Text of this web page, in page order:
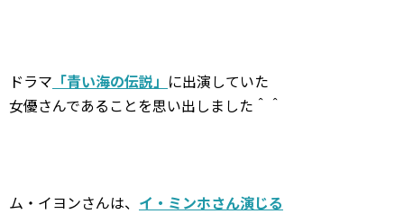
ドラマ 「青い海の伝説」 に出演していた
女優さんであることを思い出しました＾＾
ム・イヨンさんは、 イ・ミンホさん演じる